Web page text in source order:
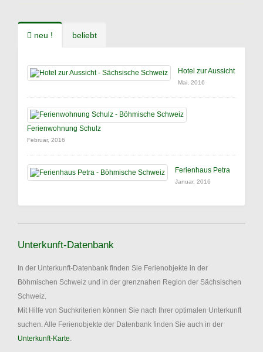
neu ! beliebt
Hotel zur Aussicht
Mai, 2016
Ferienwohnung Schulz
Februar, 2016
Ferienhaus Petra
Januar, 2016
Unterkunft-Datenbank
In der Unterkunft-Datenbank finden Sie Ferienobjekte in der
Böhmischen Schweiz und in der grenznahen Region der Sächsischen
Schweiz.
Mit Hilfe von Suchkriterien können Sie nach Ihrer optimalen Unterkunft
suchen. Alle Ferienobjekte der Datenbank finden Sie auch in der
Unterkunft-Karte.